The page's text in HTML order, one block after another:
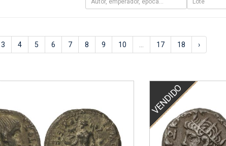
3 4 5 6 7 8 9 10 ... 17 18 ›
VENDIDO